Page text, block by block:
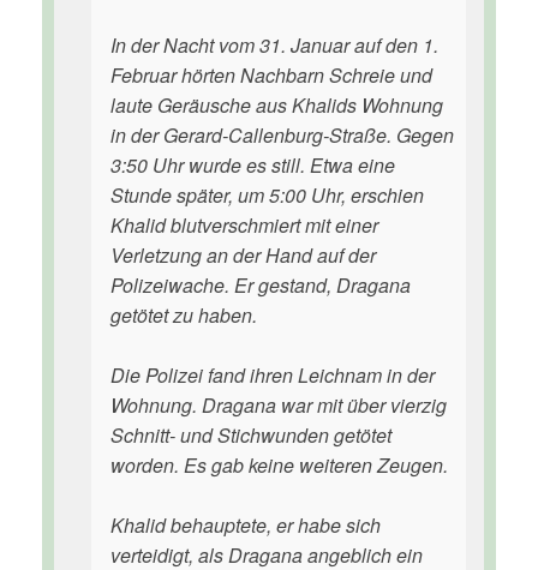
In der Nacht vom 31. Januar auf den 1.
Februar hörten Nachbarn Schreie und
laute Geräusche aus Khalids Wohnung
in der Gerard-Callenburg-Straße. Gegen
3:50 Uhr wurde es still. Etwa eine
Stunde später, um 5:00 Uhr, erschien
Khalid blutverschmiert mit einer
Verletzung an der Hand auf der
Polizeiwache. Er gestand, Dragana
getötet zu haben.
Die Polizei fand ihren Leichnam in der
Wohnung. Dragana war mit über vierzig
Schnitt- und Stichwunden getötet
worden. Es gab keine weiteren Zeugen.
Khalid behauptete, er habe sich
verteidigt, als Dragana angeblich ein